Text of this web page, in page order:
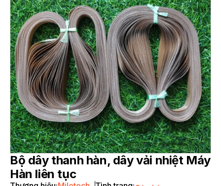
Bộ dây thanh hàn, dây vải nhiệt Máy
Hàn liên tục